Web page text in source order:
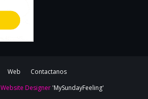
Web
Contactanos
Website Designer 'MySundayFeeling'